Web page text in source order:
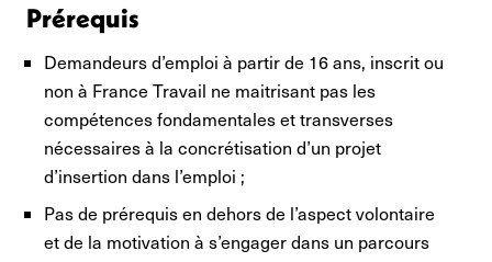
Prérequis
Demandeurs d’emploi à partir de 16 ans, inscrit ou
non à France Travail ne maitrisant pas les
compétences fondamentales et transverses
nécessaires à la concrétisation d’un projet
d’insertion dans l’emploi ;
Pas de prérequis en dehors de l’aspect volontaire
et de la motivation à s’engager dans un parcours